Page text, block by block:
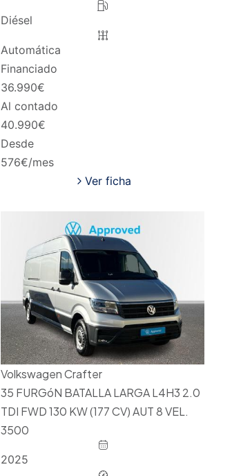
Diésel
Automática
Financiado
36.990€
Al contado
40.990€
Desde
576€/mes
Ver ficha
Volkswagen Crafter
35 FURGóN BATALLA LARGA L4H3 2.0
TDI FWD 130 KW (177 CV) AUT 8 VEL.
3500
2025